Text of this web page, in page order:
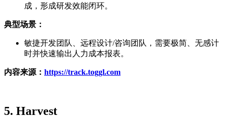
成，形成研发效能闭环。
典型场景：
敏捷开发团队、远程设计/咨询团队，需要极简、无感计
时并快速输出人力成本报表。
内容来源 ： https://track.toggl.com
5. Harvest